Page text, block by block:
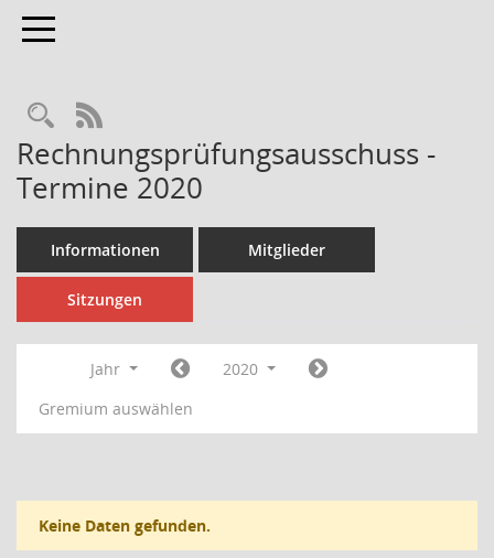
Toggle navigation
Rechercheauswahl
RSS-Feed
Rechnungsprüfungsausschuss -
Termine 2020
Informationen Mitglieder
Sitzungen
Jahr
2020
Gremium auswählen
Keine Daten gefunden.